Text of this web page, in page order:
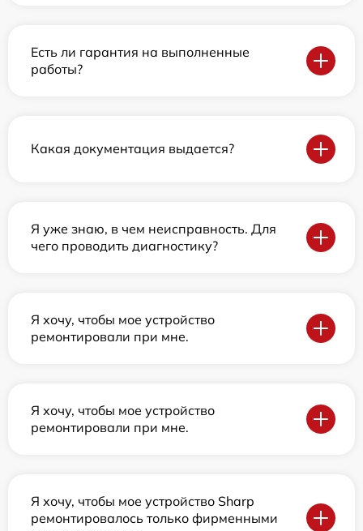
Есть ли гарантия на выполненные
работы?
Какая документация выдается?
Я уже знаю, в чем неисправность. Для
чего проводить диагностику?
Я хочу, чтобы мое устройство
ремонтировали при мне.
Я хочу, чтобы мое устройство
ремонтировали при мне.
Я хочу, чтобы мое устройство Sharp
ремонтировалось только фирменными